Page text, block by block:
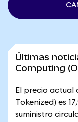
Últimas
Computing
El precio actual
Tokenized) es
suministro